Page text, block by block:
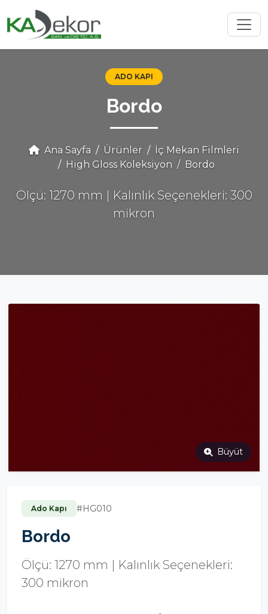
ADO KAPI
Bordo
Ana Sayfa Ürünler
İç Mekan Filmleri
High Gloss Koleksiyon
Bordo
Ölçü: 1270 mm | Kalınlık Seçenekleri: 300
mikron
Büyüt
Ado Kapı #HG010
Bordo
Ölçü: 1270 mm | Kalınlık Seçenekleri:
300 mikron